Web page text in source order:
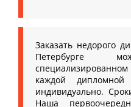
Заказать недорого
каждой
индивидуально.
Наша